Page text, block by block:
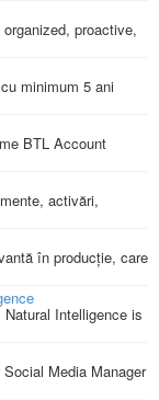
proactive,
minimum 5 ani
BTL Account
activări,
în producție, care
Intelligence is
Media Manager